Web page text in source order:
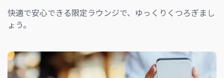
快適で安心できる限定ラウンジで、ゆっくりくつろぎまし
ょう。